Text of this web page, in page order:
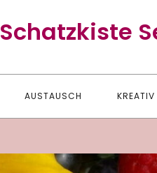
Schatzkiste
AUSTAUSCH KREATIV